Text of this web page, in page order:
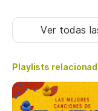
Ver todas
Playlists